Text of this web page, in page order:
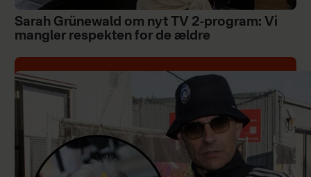
Sarah Grünewald om nyt TV 2-program: Vi
mangler respekten for de ældre